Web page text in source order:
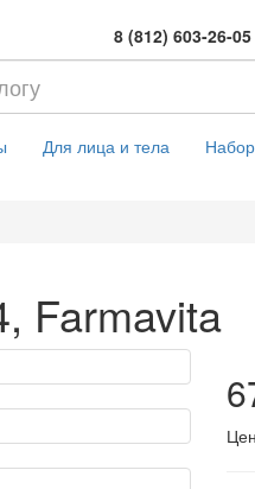
8 (812) 603-26-05
Для лица и тела
Farmavita